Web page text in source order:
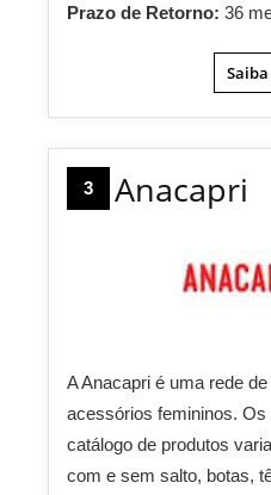
Prazo de Retorno: 36
3 Anacapri
A Anacapri é uma rede
acessórios femininos.
catálogo de produtos
com e sem salto, botas,